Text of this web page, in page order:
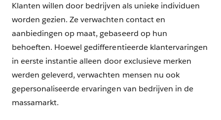
Klanten willen door bedrijven als unieke individuen
worden gezien. Ze verwachten contact en
aanbiedingen op maat, gebaseerd op hun
behoeften. Hoewel gedifferentieerde klantervaringen
in eerste instantie alleen door exclusieve merken
werden geleverd, verwachten mensen nu ook
gepersonaliseerde ervaringen van bedrijven in de
massamarkt.